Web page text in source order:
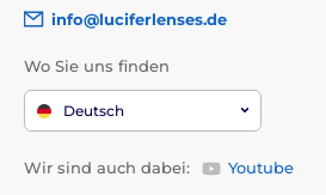
info@luciferlenses.de
Wo Sie uns finden
Deutsch
Wir sind auch dabei: Youtube